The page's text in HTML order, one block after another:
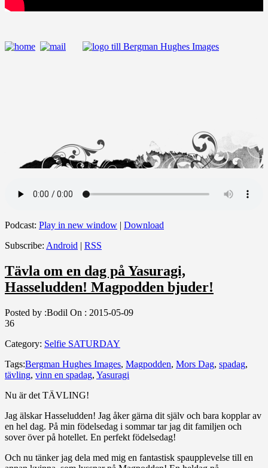
Podcast: Play in new window | Download
Subscribe: Android | RSS
Tävla om en dag på Yasuragi,
Hasseludden! Magpodden bjuder!
Posted by :Bodil On : 2015-05-09
36
Category: Selfie SATURDAY
Tags:Bergman Hughes Images, Magpodden, Mors Dag, spadag,
tävling, vinn en spadag, Yasuragi
Nu är det TÄVLING!
Jag älskar Hasseludden! Jag åker gärna dit själv och bara kopplar av
en hel dag. På min födelsedag i sommar tar jag dit familjen och
sover över på hotellet. En perfekt födelsedag!
Och nu tänker jag dela med mig en fantastisk spaupplevelse till en